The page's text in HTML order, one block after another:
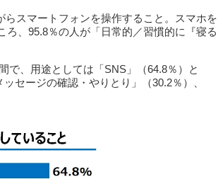
らスマートフォンを操作すること。スマホを
、95.8％の人が「日常的／習慣的に『寝る
で、用途としては「SNS」（64.8％）と
セージの確認・やりとり」（30.2％）、